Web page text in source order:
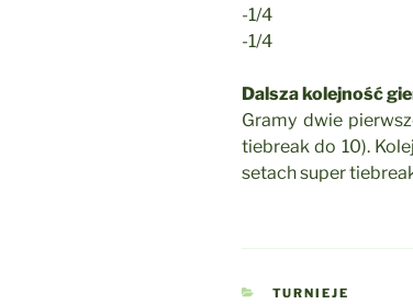
-1/4
-1/4
Dalsza kolejność
Gramy dwie
tiebreak do 10).
setach super
KATEGORIE
TURNIEJE